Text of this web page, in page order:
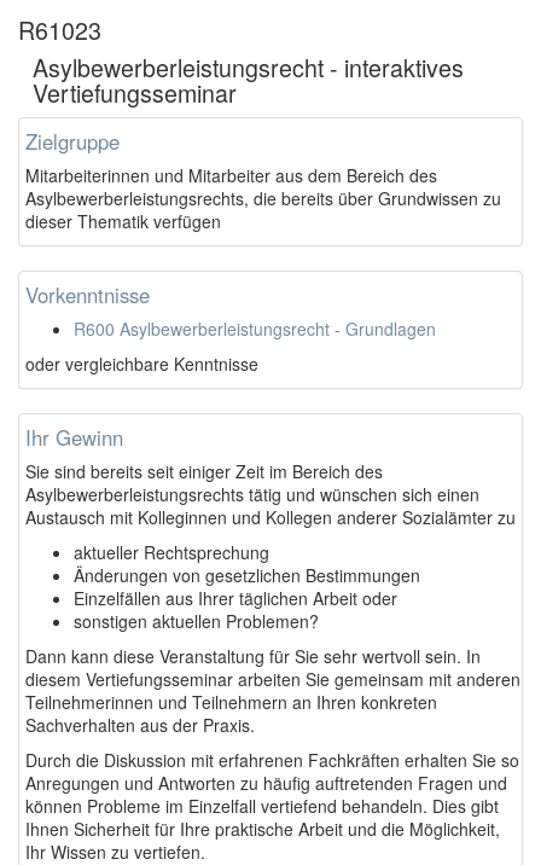
R61023
Asylbewerberleistungsrecht - interaktives
Vertiefungsseminar
Zielgruppe
Mitarbeiterinnen und Mitarbeiter aus dem Bereich des
Asylbewerberleistungsrechts, die bereits über Grundwissen zu
dieser Thematik verfügen
Vorkenntnisse
R600 Asylbewerberleistungsrecht - Grundlagen
oder vergleichbare Kenntnisse
Ihr Gewinn
Sie sind bereits seit einiger Zeit im Bereich des
Asylbewerberleistungsrechts tätig und wünschen sich einen
Austausch mit Kolleginnen und Kollegen anderer Sozialämter zu
aktueller Rechtsprechung
Änderungen von gesetzlichen Bestimmungen
Einzelfällen aus Ihrer täglichen Arbeit oder
sonstigen aktuellen Problemen?
Dann kann diese Veranstaltung für Sie sehr wertvoll sein. In
diesem Vertiefungsseminar arbeiten Sie gemeinsam mit anderen
Teilnehmerinnen und Teilnehmern an Ihren konkreten
Sachverhalten aus der Praxis.
Durch die Diskussion mit erfahrenen Fachkräften erhalten Sie so
Anregungen und Antworten zu häufig auftretenden Fragen und
können Probleme im Einzelfall vertiefend behandeln. Dies gibt
Ihnen Sicherheit für Ihre praktische Arbeit und die Möglichkeit,
Ihr Wissen zu vertiefen.